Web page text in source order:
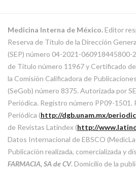
Medicina Interna de México.Editor
Reserva de Título de la Dirección
(SEP) número 04-2021-
de Título número 11967 y Certificado
la Comisión Calificadora de
(SeGob) número 8375. Autorizada por
Periódica. Registro número PP09-1501.
Periódica (http://dgb.unam.mx/
de Revistas Latindex (http://
Datos Internacional de EBSCO
Publicación realizada, comercializada y
FARMACIA, SA de CV. Domicilio de la